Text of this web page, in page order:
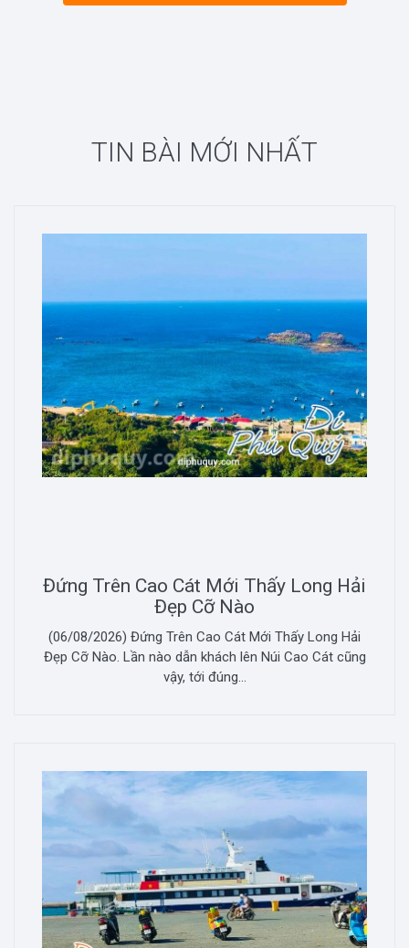
TIN BÀI MỚI NHẤT
Đứng Trên Cao Cát Mới Thấy Long Hải
Đẹp Cỡ Nào
(06/08/2026) Đứng Trên Cao Cát Mới Thấy Long Hải
Đẹp Cỡ Nào. Lần nào dẫn khách lên Núi Cao Cát cũng
vậy, tới đúng...